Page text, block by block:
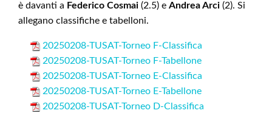
è davanti a Federico Cosmai (2.5) e Andrea Arci (2). Si
allegano classifiche e tabelloni.
20250208-TUSAT-Torneo F-Classifica
20250208-TUSAT-Torneo F-Tabellone
20250208-TUSAT-Torneo E-Classifica
20250208-TUSAT-Torneo E-Tabellone
20250208-TUSAT-Torneo D-Classifica